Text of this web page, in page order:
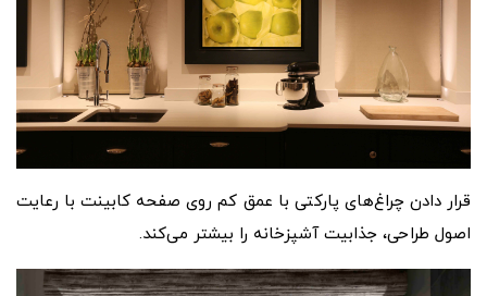
قرار دادن چراغ‌های پارکتی با عمق کم روی صفحه کابینت با رعایت
اصول طراحی، جذابیت آشپزخانه را بیشتر می‌کند.